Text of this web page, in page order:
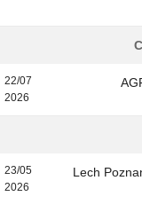
22/07
2026
23/05
2026
Lech